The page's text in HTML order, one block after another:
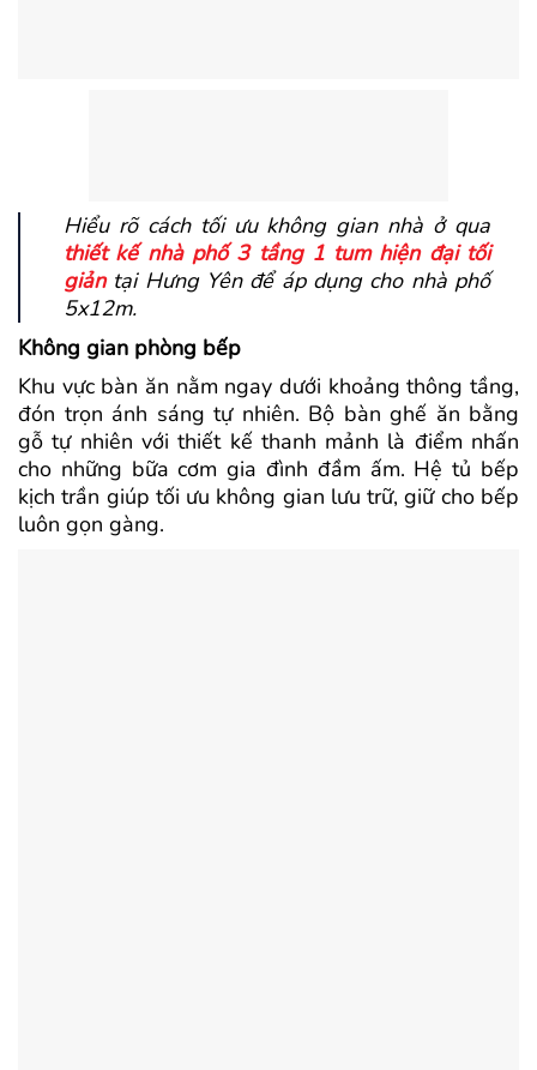
Hiểu rõ cách tối ưu không gian nhà ở qua
thiết kế nhà phố 3 tầng 1 tum hiện đại tối
giảntại Hưng Yên để áp dụng cho nhà phố
5x12m.
Không gian phòng bếp
Khu vực bàn ăn nằm ngay dưới khoảng thông tầng,
đón trọn ánh sáng tự nhiên. Bộ bàn ghế ăn bằng
gỗ tự nhiên với thiết kế thanh mảnh là điểm nhấn
cho những bữa cơm gia đình đầm ấm. Hệ tủ bếp
kịch trần giúp tối ưu không gian lưu trữ, giữ cho bếp
luôn gọn gàng.